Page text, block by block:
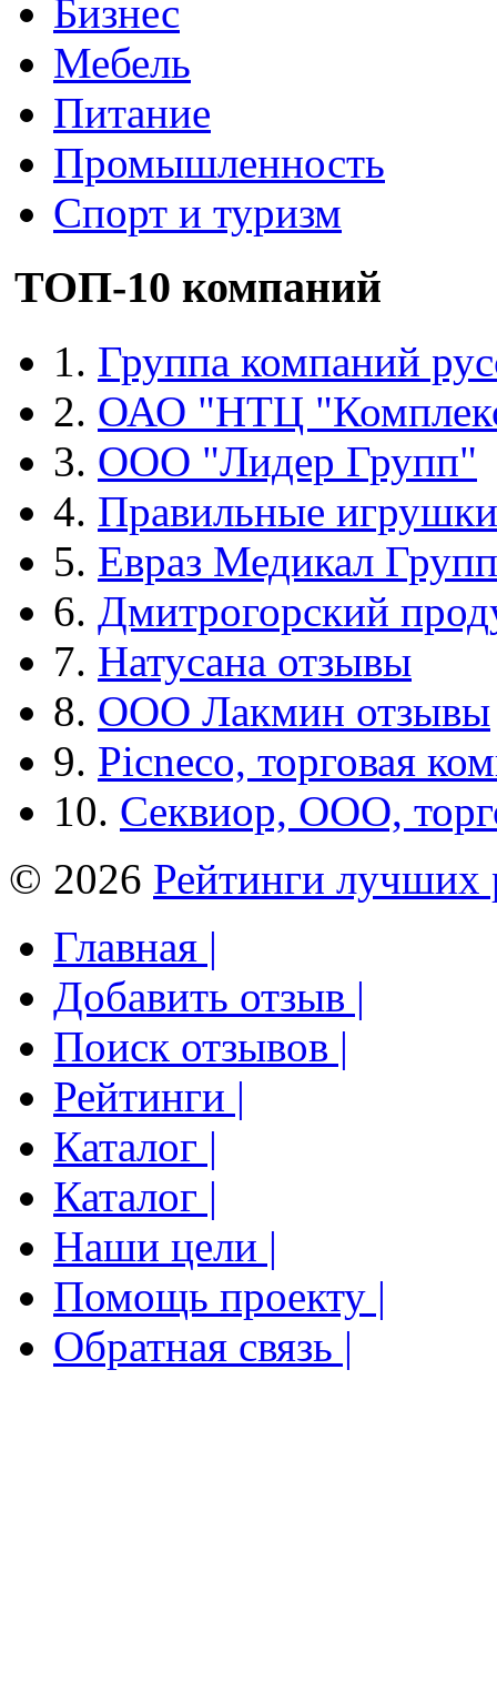
Бизнес
Мебель
Питание
Промышленность
Спорт и туризм
ТОП-10 компаний
1. Группа компаний
2. ОАО "НТЦ
3. ООО "Лидер Групп"
4. Правильные игрушки
5. Евраз Медикал Групп
6. Дмитрогорский
7. Натусана отзывы
8. ООО Лакмин отзывы
9. Picneco, торговая
10. Секвиор, ООО,
© 2026 Рейтинги лучших
Главная |
Добавить отзыв |
Поиск отзывов |
Рейтинги |
Каталог |
Каталог |
Наши цели |
Помощь проекту |
Обратная связь |